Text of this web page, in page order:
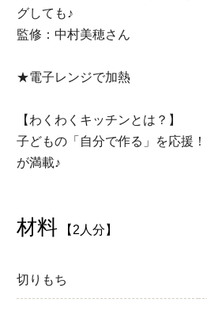
グしても♪
監修：中村美穂さん
★電子レンジで加熱
【わくわくキッチンとは？】
子どもの「自分で作る」を応援
が満載♪
材料 【2人分】
切りもち
つくりおき肉魚菜
牛肉
乾物屋さん
探す